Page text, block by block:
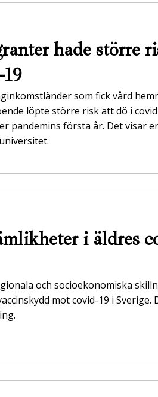
hade större
som fick vård
löpte större risk att dö i
pandemins första år. Det visar
i äldres
och socioekonomiska
mot covid-19 i Sverige.